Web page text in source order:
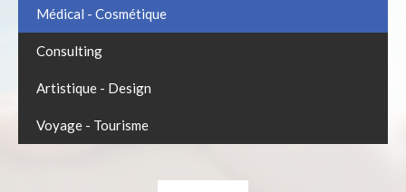
Médical - Cosmétique
Consulting
Artistique - Design
Voyage - Tourisme